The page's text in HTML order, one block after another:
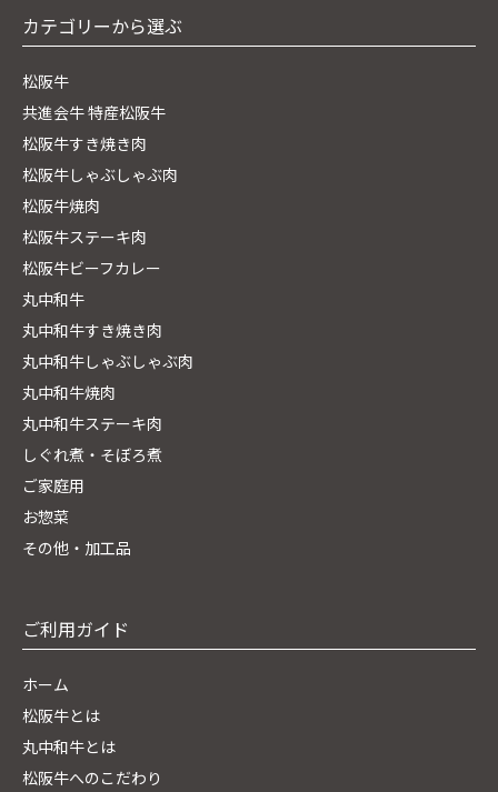
カテゴリーから選ぶ
松阪牛
共進会牛 特産松阪牛
松阪牛すき焼き肉
松阪牛しゃぶしゃぶ肉
松阪牛焼肉
松阪牛ステーキ肉
松阪牛ビーフカレー
丸中和牛
丸中和牛すき焼き肉
丸中和牛しゃぶしゃぶ肉
丸中和牛焼肉
丸中和牛ステーキ肉
しぐれ煮・そぼろ煮
ご家庭用
お惣菜
その他・加工品
ご利用ガイド
ホーム
松阪牛とは
丸中和牛とは
松阪牛へのこだわり